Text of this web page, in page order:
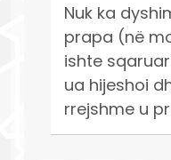
Nuk ka
prapa (në
ishte
ua hijeshoi
rrejshme u